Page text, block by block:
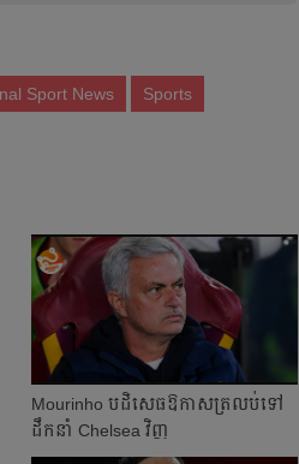
Sport News Sports
Mourinho បដិសេធ​ឱកាស​ត្រលប់​ទៅ​
ដឹក​នាំ Chelsea វិញ